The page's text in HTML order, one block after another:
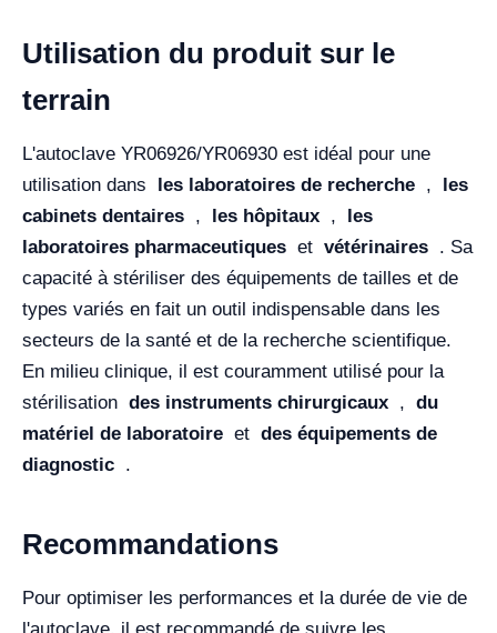
Utilisation du produit sur le
terrain
L'autoclave YR06926/YR06930 est idéal pour une
utilisation dans les laboratoires de recherche , les
cabinets dentaires , les hôpitaux , les
laboratoires pharmaceutiques et vétérinaires . Sa
capacité à stériliser des équipements de tailles et de
types variés en fait un outil indispensable dans les
secteurs de la santé et de la recherche scientifique.
En milieu clinique, il est couramment utilisé pour la
stérilisation des instruments chirurgicaux , du
matériel de laboratoire et des équipements de
diagnostic .
Recommandations
Pour optimiser les performances et la durée de vie de